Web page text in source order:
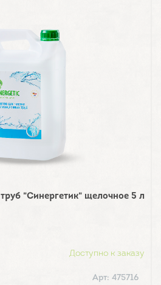
"Синергетик" щелочное 5 л
Доступно к заказу
Арт: 475716